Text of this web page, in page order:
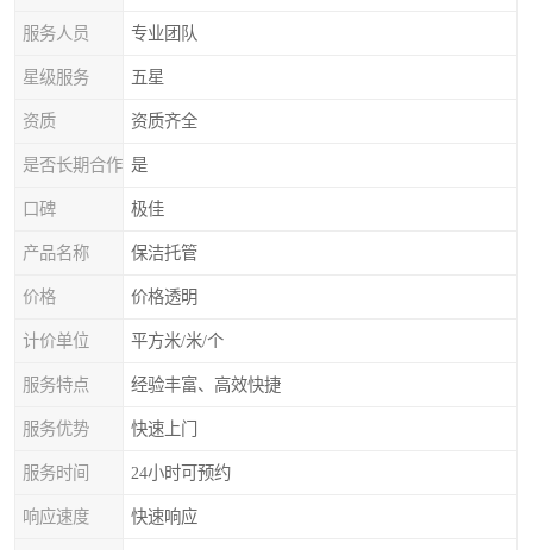
服务人员 专业团队
星级服务 五星
资质 资质齐全
是否长期合作 是
口碑 极佳
产品名称 保洁托管
价格 价格透明
计价单位 平方米/米/个
服务特点 经验丰富、高效快捷
服务优势 快速上门
服务时间 24小时可预约
响应速度 快速响应